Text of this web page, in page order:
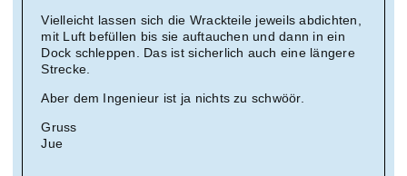
Vielleicht lassen sich die Wrackteile jeweils abdichten,
mit Luft befüllen bis sie auftauchen und dann in ein
Dock schleppen. Das ist sicherlich auch eine längere
Strecke.
Aber dem Ingenieur ist ja nichts zu schwöör.
Gruss
Jue